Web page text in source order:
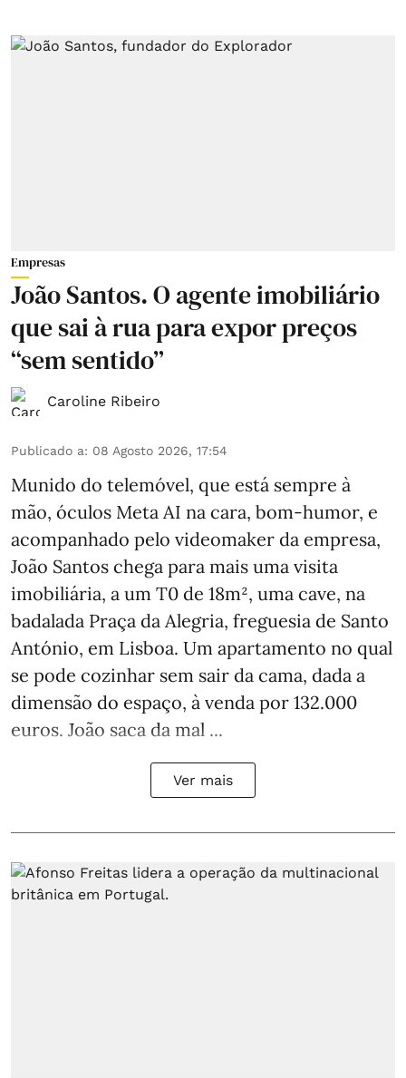
Empresas
João Santos. O agente imobiliário
que sai à rua para expor preços
“sem sentido”
Caroline Ribeiro
Publicado a: 08 Agosto 2026, 17:54
Munido do telemóvel, que está sempre à
mão, óculos Meta AI na cara, bom-humor, e
acompanhado pelo videomaker da empresa,
João Santos chega para mais uma visita
imobiliária, a um T0 de 18m², uma cave, na
badalada Praça da Alegria, freguesia de Santo
António, em Lisboa. Um apartamento no qual
se pode cozinhar sem sair da cama, dada a
dimensão do espaço, à venda por 132.000
euros. João saca da mal ...
Ver mais